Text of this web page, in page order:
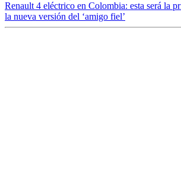
Renault 4 eléctrico en Colombia: esta será la
la nueva versión del ‘amigo fiel’